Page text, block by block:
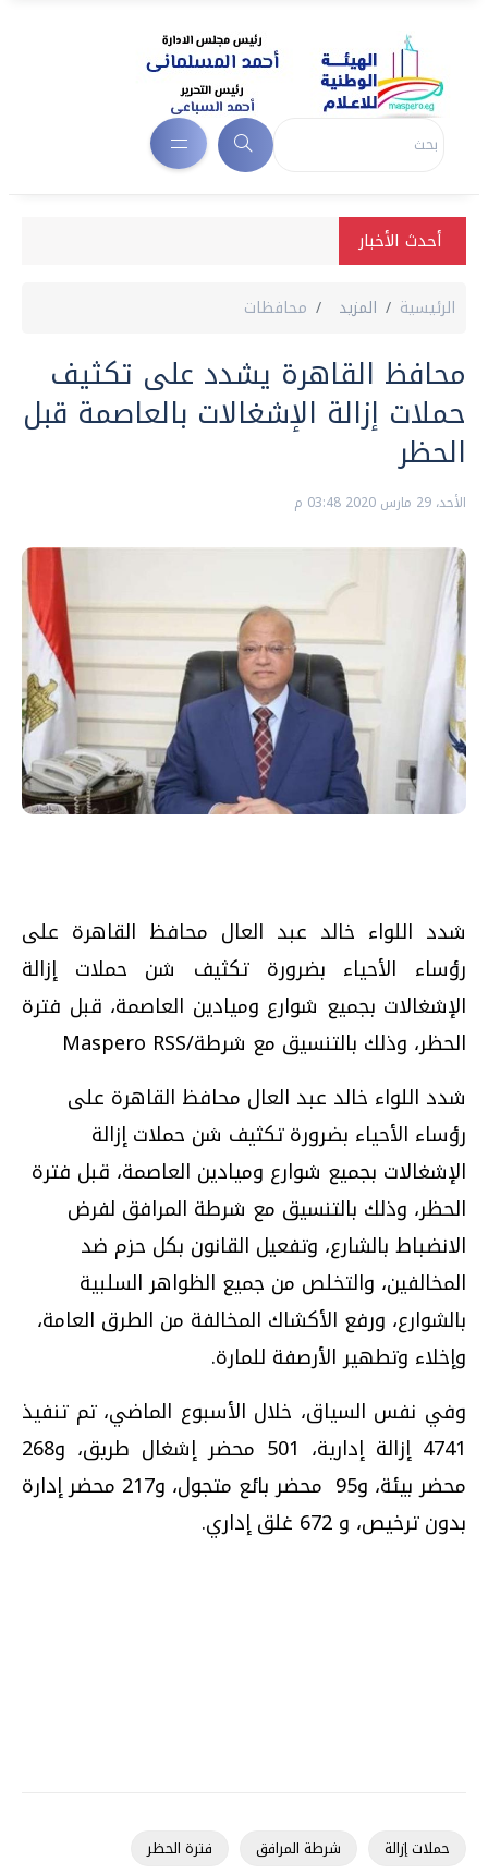
أحدث الأخبار
الرئيسية المزيد محافظات
محافظ القاهرة يشدد على تكثيف
حملات إزالة الإشغالات بالعاصمة قبل
الحظر
الأحد، 29 مارس 2020 03:48 م
شدد اللواء خالد عبد العال محافظ القاهرة على
رؤساء الأحياء بضرورة تكثيف شن حملات إزالة
الإشغالات بجميع شوارع وميادين العاصمة، قبل فترة
الحظر، وذلك بالتنسيق مع شرطة/Maspero RSS
شدد اللواء خالد عبد العال محافظ القاهرة على
رؤساء الأحياء بضرورة تكثيف شن حملات إزالة
الإشغالات بجميع شوارع وميادين العاصمة، قبل فترة
الحظر، وذلك بالتنسيق مع شرطة المرافق لفرض
الانضباط بالشارع، وتفعيل القانون بكل حزم ضد
المخالفين، والتخلص من جميع الظواهر السلبية
بالشوارع، ورفع الأكشاك المخالفة من الطرق العامة،
وإخلاء وتطهير الأرصفة للمارة.
وفي نفس السياق، خلال الأسبوع الماضي، تم تنفيذ
4741 إزالة إدارية، 501 محضر إشغال طريق، و268
محضر بيئة، و95 محضر بائع متجول، و217 محضر إدارة
بدون ترخيص، و 672 غلق إداري.
حملات إزالة شرطة المرافق فترة الحظر